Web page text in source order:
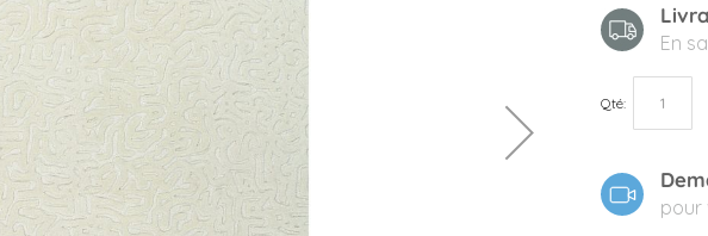
En
Qté
pour